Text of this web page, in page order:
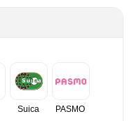
Suica PASMO